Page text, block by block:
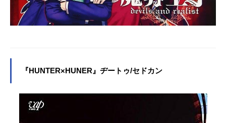
『HUNTER×HUNER』ヂートゥ/セドカン